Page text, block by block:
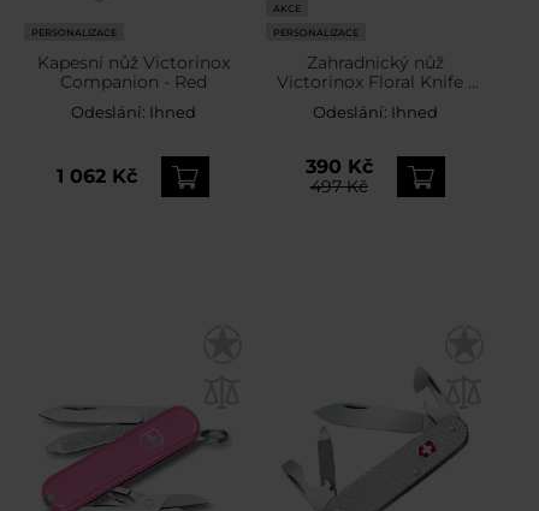
PERSONALIZACE
Kapesní nůž Victorinox
Companion - Red
Odeslání: Ihned
1 062 Kč
AKCE
PERSONALIZACE
Zahradnický nůž
Victorinox Floral Knife -
Black
Odeslání: Ihned
390 Kč
497 Kč